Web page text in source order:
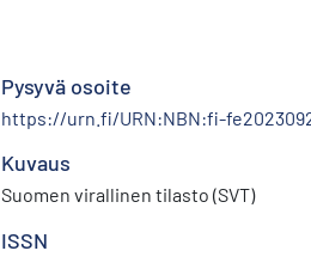
Pysyvä osoite
https://urn.fi/URN:NBN:fi-
Kuvaus
Suomen virallinen tilasto (SVT)
ISSN